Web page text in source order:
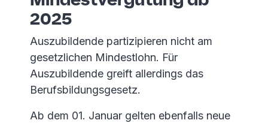
2025
Auszubildende partizipieren nicht am
gesetzlichen Mindestlohn. Für
Auszubildende greift allerdings das
Berufsbildungsgesetz.
Ab dem 01. Januar gelten ebenfalls neue